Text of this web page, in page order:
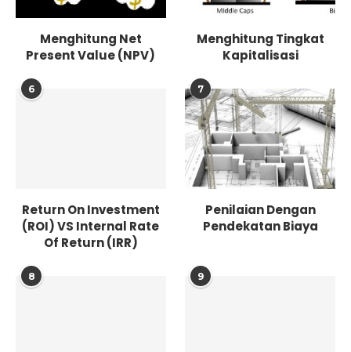
Menghitung Net
Present Value (NPV)
Menghitung Tingkat
Kapitalisasi
6
Return On Investment
(ROI) VS Internal Rate
Of Return (IRR)
7
Penilaian Dengan
Pendekatan Biaya
8 9